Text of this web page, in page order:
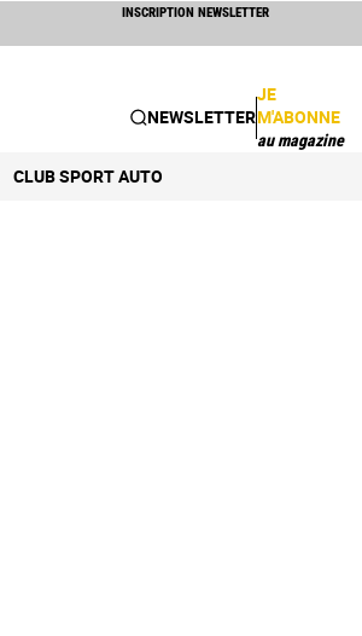
INSCRIPTION NEWSLETTER
NEWSLETTER
JE
M'ABONNE
au magazine
CLUB SPORT AUTO